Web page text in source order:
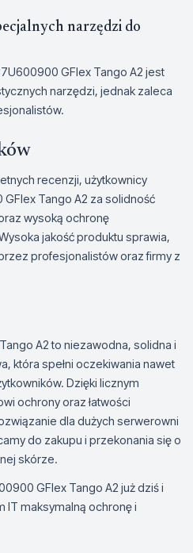
narzędzi do
GFlex Tango A2 jest
narzędzi, jednak zaleca
recenzji, użytkownicy
Tango A2 za solidność
wysoką ochronę
jakość produktu sprawia,
profesjonalistów oraz firmy z
A2 to niezawodna, solidna i
która spełni oczekiwania nawet
Dzięki licznym
ochrony oraz łatwości
dla dużych serwerowni
do zakupu i przekonania się o
skórze.
GFlex Tango A2 już dziś i
IT maksymalną ochronę i